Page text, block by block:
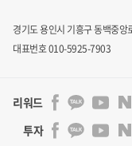
4. 본 사채는 등록발
제원에 보호예수되므
본 사채 발행회사인
한국예탁결제원을
경기도 용인시 기흥구 동백중
대표번호 010-5925-7903
리워드
투자